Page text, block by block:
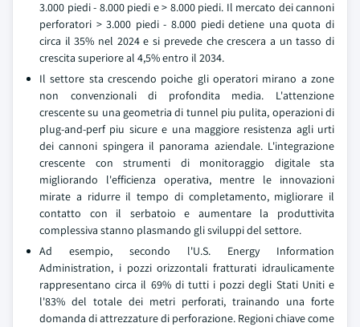
3.000 piedi - 8.000 piedi e > 8.000 piedi. Il mercato dei cannoni
perforatori > 3.000 piedi - 8.000 piedi detiene una quota di
circa il 35% nel 2024 e si prevede che crescera a un tasso di
crescita superiore al 4,5% entro il 2034.
Il settore sta crescendo poiche gli operatori mirano a zone
non convenzionali di profondita media. L'attenzione
crescente su una geometria di tunnel piu pulita, operazioni di
plug-and-perf piu sicure e una maggiore resistenza agli urti
dei cannoni spingera il panorama aziendale. L'integrazione
crescente con strumenti di monitoraggio digitale sta
migliorando l'efficienza operativa, mentre le innovazioni
mirate a ridurre il tempo di completamento, migliorare il
contatto con il serbatoio e aumentare la produttivita
complessiva stanno plasmando gli sviluppi del settore.
Ad esempio, secondo l'U.S. Energy Information
Administration, i pozzi orizzontali fratturati idraulicamente
rappresentano circa il 69% di tutti i pozzi degli Stati Uniti e
l'83% del totale dei metri perforati, trainando una forte
domanda di attrezzature di perforazione. Regioni chiave come